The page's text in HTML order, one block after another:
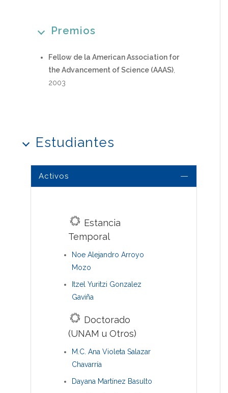
Premios
Fellow de la American Association for
the Advancement of Science (AAAS),
2003
Estudiantes
Activos
Estancia
Temporal
Noe Alejandro Arroyo
Mozo
Itzel Yuritzi Gonzalez
Gaviña
Doctorado
(UNAM u Otros)
M.C. Ana Violeta Salazar
Chavarría
Dayana Martínez Basulto